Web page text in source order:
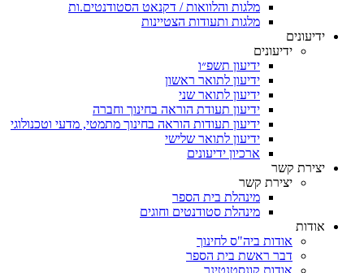
מלגות והלוואות / דקנאט הסטודנטים.ות
מלגות ותעודות הצטיינות
ידיעונים
ידיעונים
ידיעון תשפ״ו
ידיעון לתואר ראשון
ידיעון לתואר שני
ידיעון תעודת הוראה בחינוך וחברה
ידיעון תעודות הוראה בחינוך מתמטי, מדעי וטכנולוגי
ידיעון לתואר שלישי
ארכיון ידיעונים
יצירת קשר
יצירת קשר
מינהלת בית הספר
מינהלת סטודנטים וחוגים
אודות
אודות ביה"ס לחינוך
דבר ראשת בית הספר
אודות קונסטנטינר